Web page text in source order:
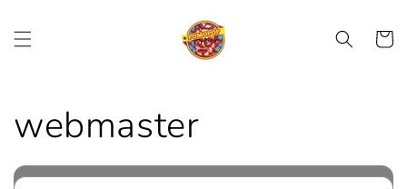
content
Cart
webmaster